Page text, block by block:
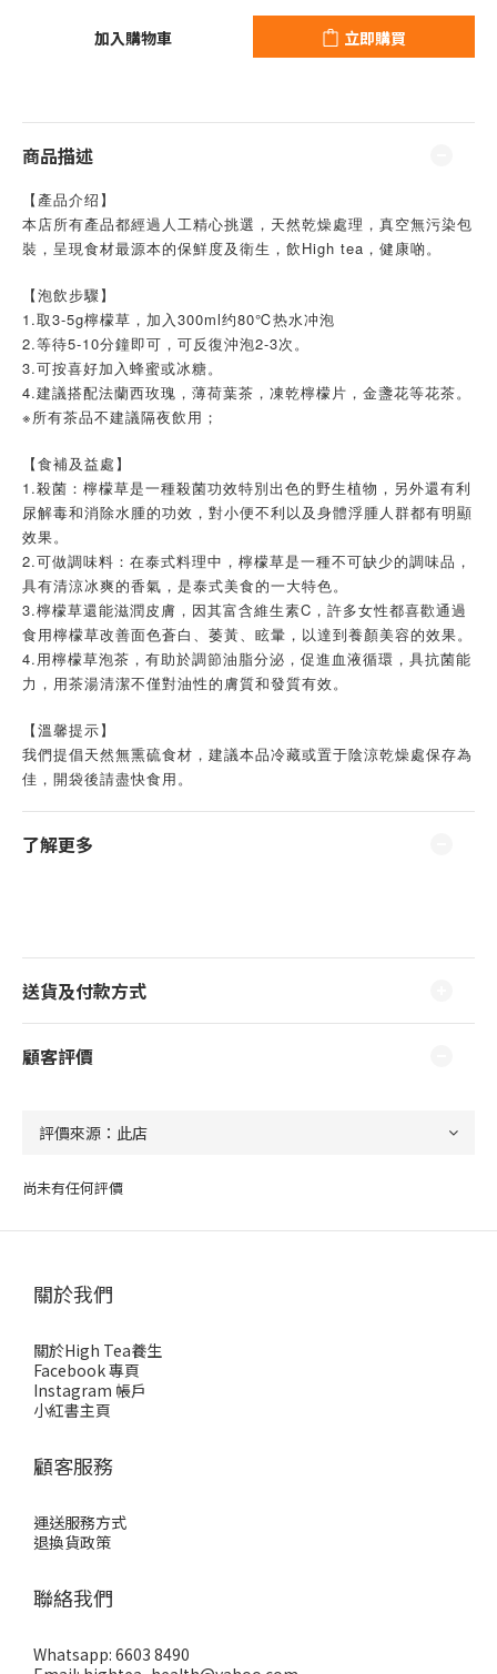
加入購物車 立即購買
商品描述
【產品介绍】
本店所有產品都經過人工精心挑選，天然乾燥處理，真空無污染包
裝，呈現食材最源本的保鮮度及衛生，飲High tea，健康啲。
【泡飲步驟】
1.取3-5g檸檬草，加入300ml约80℃热水冲泡
2.等待5-10分鐘即可，可反復沖泡2-3次。
3.可按喜好加入蜂蜜或冰糖。
4.建議搭配法蘭西玫瑰，薄荷葉茶，凍乾檸檬片，金盞花等花茶。
※所有茶品不建議隔夜飲用；
【食補及益處】
1.殺菌：檸檬草是一種殺菌功效特別出色的野生植物，另外還有利
尿解毒和消除水腫的功效，對小便不利以及身體浮腫人群都有明顯
效果。
2.可做調味料：在泰式料理中，檸檬草是一種不可缺少的調味品，
具有清涼冰爽的香氣，是泰式美食的一大特色。
3.檸檬草還能滋潤皮膚，因其富含維生素C，許多女性都喜歡通過
食用檸檬草改善面色蒼白、萎黃、眩暈，以達到養顏美容的效果。
4.用檸檬草泡茶，有助於調節油脂分泌，促進血液循環，具抗菌能
力，用茶湯清潔不僅對油性的膚質和發質有效。
【溫馨提示】
我們提倡天然無熏硫食材，建議本品冷藏或置于陰涼乾燥處保存為
佳，開袋後請盡快食用。
了解更多
送貨及付款方式
顧客評價
尚未有任何評價
關於我們
關於High Tea養生
Facebook 專頁
Instagram 帳戶
小紅書主頁
顧客服務
運送服務方式
退換貨政策
聯絡我們
Whatsapp: 6603 8490